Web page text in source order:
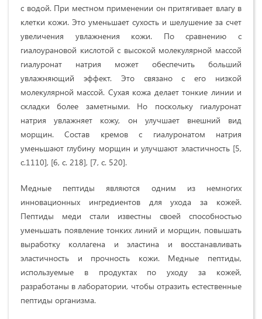
с водой. При местном применении он притягивает влагу в
клетки кожи. Это уменьшает сухость и шелушение за счет
увеличения увлажнения кожи. По сравнению с
гиалоурановой кислотой с высокой молекулярной массой
гиалуронат натрия может обеспечить больший
увлажняющий эффект. Это связано с его низкой
молекулярной массой. Сухая кожа делает тонкие линии и
складки более заметными. Но поскольку гиалуронат
натрия увлажняет кожу, он улучшает внешний вид
морщин. Состав кремов с гиалуронатом натрия
уменьшают глубину морщин и улучшают эластичность [5,
с.1110], [6, с. 218], [7, с. 520].
Медные пептиды являются одним из немногих
инновационных ингредиентов для ухода за кожей.
Пептиды меди стали известны своей способностью
уменьшать появление тонких линий и морщин, повышать
выработку коллагена и эластина и восстанавливать
эластичность и прочность кожи. Медные пептиды,
используемые в продуктах по уходу за кожей,
разработаны в лаборатории, чтобы отразить естественные
пептиды организма.